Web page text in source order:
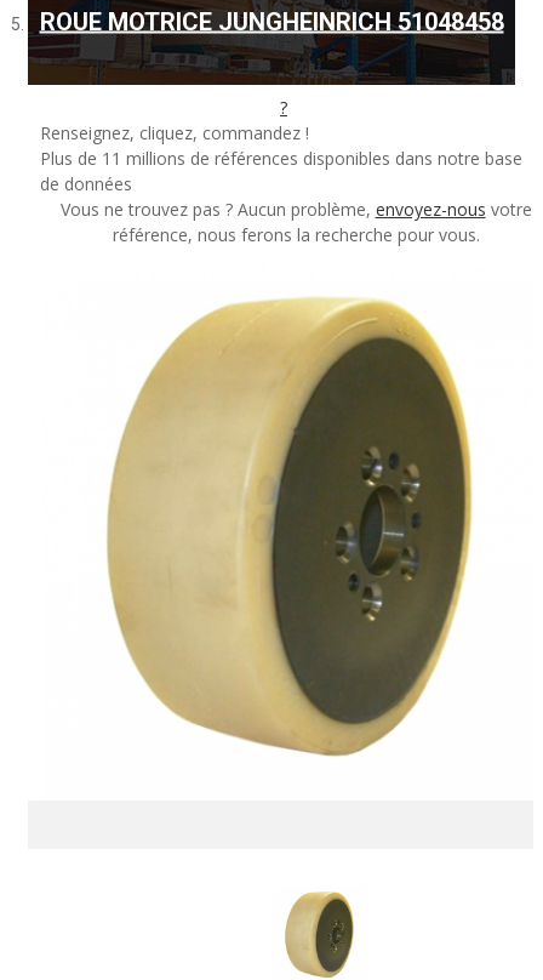
Rechercher par référence
?
Renseignez, cliquez, commandez !
Plus de 11 millions de références disponibles dans notre base
de données
Vous ne trouvez pas ? Aucun problème, envoyez-nous votre
référence, nous ferons la recherche pour vous.
ROUE MOTRICE JUNGHEINRICH 51048458